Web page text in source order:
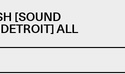
[SOUND
ALL